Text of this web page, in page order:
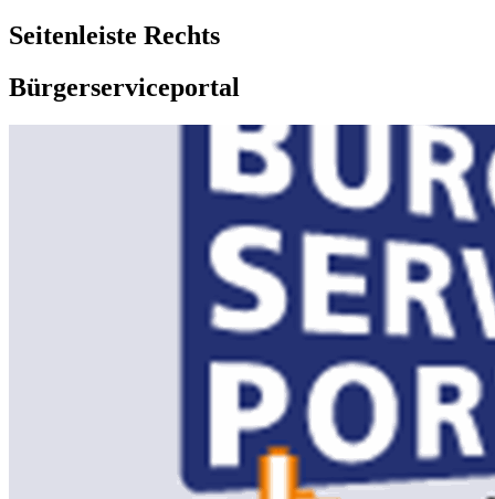
Seitenleiste Rechts
Bürgerserviceportal